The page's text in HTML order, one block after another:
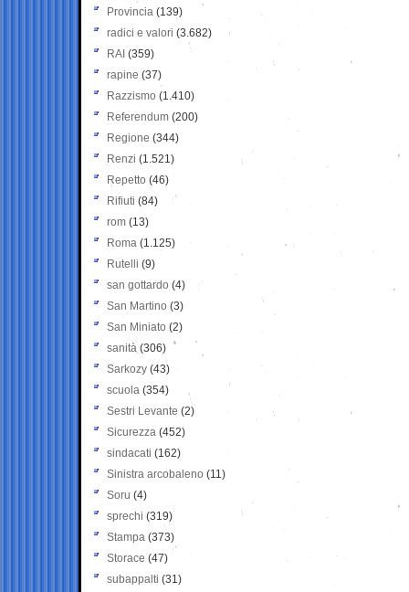
Provincia (139)
radici e valori (3.682)
RAI (359)
rapine (37)
Razzismo (1.410)
Referendum (200)
Regione (344)
Renzi (1.521)
Repetto (46)
Rifiuti (84)
rom (13)
Roma (1.125)
Rutelli (9)
san gottardo (4)
San Martino (3)
San Miniato (2)
sanità (306)
Sarkozy (43)
scuola (354)
Sestri Levante (2)
Sicurezza (452)
sindacati (162)
Sinistra arcobaleno (11)
Soru (4)
sprechi (319)
Stampa (373)
Storace (47)
subappalti (31)